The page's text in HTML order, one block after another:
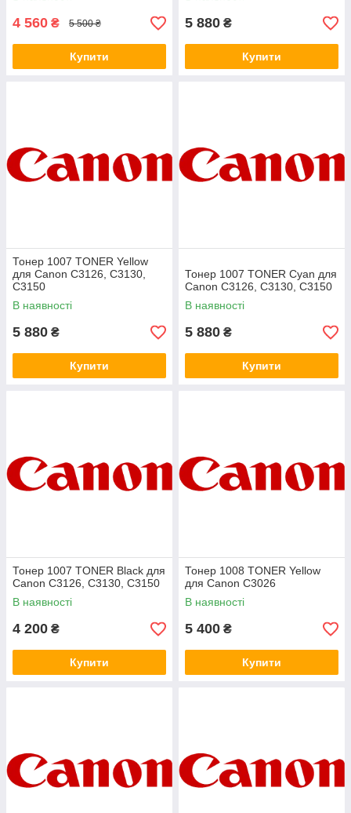
4 560 ₴ 5 500 ₴
Купити
5 880 ₴
Купити
Тонер 1007 TONER Yellow
для Canon C3126, C3130,
C3150
В наявності
5 880 ₴
Купити
Тонер 1007 TONER Cyan для
Canon C3126, C3130, C3150
В наявності
5 880 ₴
Купити
Тонер 1007 TONER Black для
Canon C3126, C3130, C3150
В наявності
4 200 ₴
Купити
Тонер 1008 TONER Yellow
для Canon C3026
В наявності
5 400 ₴
Купити